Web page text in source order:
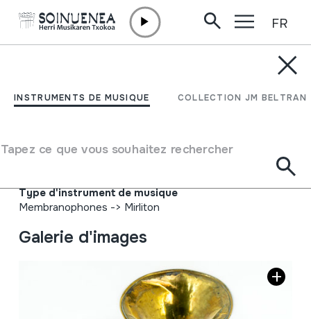
INSTRUMENTS DE MUSIQUE COLLECTION JM BELTRAN
Tapez ce que vous souhaitez rechercher
FR
BONBARDINO - TURUTA
'Exposition Universelle de Paris 1990'; Hors Concours;
Type d'instrument de musique
Membranophones -> Mirliton
Galerie d'images